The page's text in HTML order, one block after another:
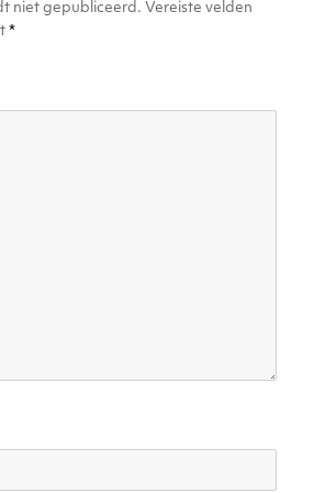
niet gepubliceerd. Vereiste velden
*